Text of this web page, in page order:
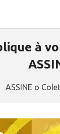
à
ASSINE o